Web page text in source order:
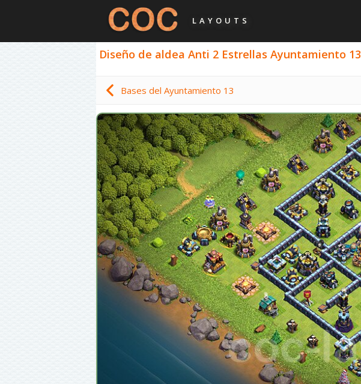
LAYOUTS
Diseño de aldea Anti 2 Estrellas Ayuntamiento
Bases del Ayuntamiento 13